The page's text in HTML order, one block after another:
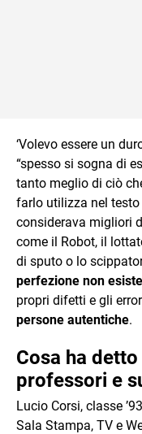
‘Volevo essere un
“spesso si sogna di
tanto meglio di ciò
farlo utilizza nel
considerava migliori
come il Robot, il
di sputo o lo
perfezione non esiste
propri difetti e gli
persone autentiche.
Cosa ha
professori e
Lucio Corsi, classe
Sala Stampa, TV e